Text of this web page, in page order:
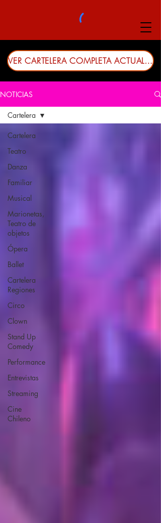
VER CARTELERA COMPLETA ACTUALIZADA
NOTICIAS
Cartelera
Teatro
Danza
Familiar
Musical
Marionetas,
Teatro de
objetos
Ópera
Ballet
Cartelera
Regiones
Circo
Clown
Stand Up
Comedy
Performance
Entrevistas
Streaming
Cine
Chileno
Cartelera